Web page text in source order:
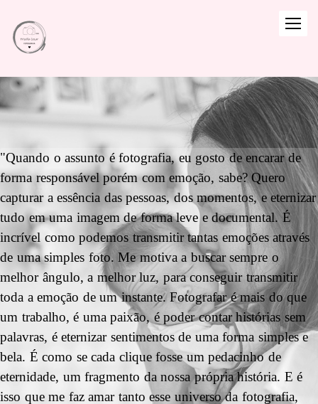
"Quando o assunto é fotografia, eu gosto de encarar de
forma responsável porém com emoção, sabe? Quero
capturar a essência das pessoas, dos momentos, e eternizar
tudo em uma imagem de forma leve e documental. É
incrível como podemos transmitir tantas emoções através
de uma simples foto. Me motiva a buscar sempre o
melhor ângulo, a melhor luz, para conseguir transmitir
toda a emoção de um instante. Fotografar é mais do que
um trabalho, é uma paixão, é poder contar histórias sem
palavras, é eternizar sentimentos de uma forma simples e
bela. É como se cada clique fosse um pedacinho de
eternidade, um fragmento da nossa própria história. E é
isso que me faz amar tanto esse universo da fotografia,